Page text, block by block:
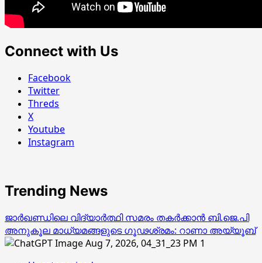
Connect with Us
Facebook
Twitter
Threds
X
Youtube
Instagram
Trending News
ജാര്‍ഖണ്ഡിലെ വിദ്യാര്‍ത്ഥി സമരം തകര്‍ക്കാന്‍ ബി.ജെ.പി
അനുകൂല മാധ്യമങ്ങളുടെ ഗൂഢശ്രമം: റാണാ അയ്യൂബ്
1